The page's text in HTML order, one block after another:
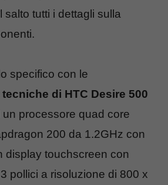
salto tutti i dettagli sulla
specifico con le
di HTC Desire 500
processore quad core
200 da 1.2GHz con
display touchscreen con
pollici a risoluzione di 800 x